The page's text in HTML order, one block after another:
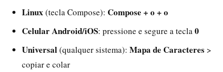
Linux(tecla Compose): Compose + o + o
Celular Android/iOS: pressione e segure a tecla 0
Universal(qualquer sistema): Mapa de Caracteres >
copiar e colar